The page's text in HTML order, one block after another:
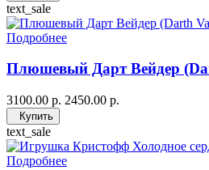
text_sale
Подробнее
Плюшевый Дарт Вейдер
3100.00 р. 2450.00 р.
Купить
text_sale
Подробнее